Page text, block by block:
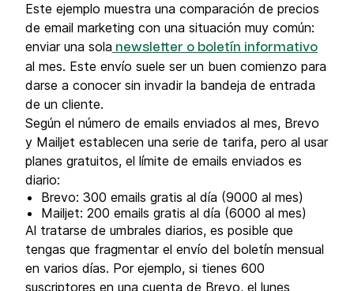
Este ejemplo muestra una comparación de precios
de email marketing con una situación muy común:
enviar una sola newsletter o boletín informativo
al mes. Este envío suele ser un buen comienzo para
darse a conocer sin invadir la bandeja de entrada
de un cliente.
Según el número de emails enviados al mes, Brevo
y Mailjet establecen una serie de tarifa, pero al usar
planes gratuitos, el límite de emails enviados es
diario:
Brevo: 300 emails gratis al día (9000 al mes)
Mailjet: 200 emails gratis al día (6000 al mes)
Al tratarse de umbrales diarios, es posible que
tengas que fragmentar el envío del boletín mensual
en varios días. Por ejemplo, si tienes 600
suscriptores en una cuenta de Brevo, el lunes